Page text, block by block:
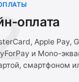
оплата
Apple Pay,
и Mono-
смартфоном